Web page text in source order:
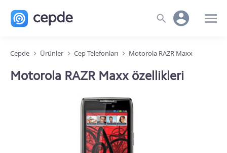
Cepde Ürünler Cep Telefonları Motorola RAZR Maxx
Motorola RAZR Maxx özellikleri